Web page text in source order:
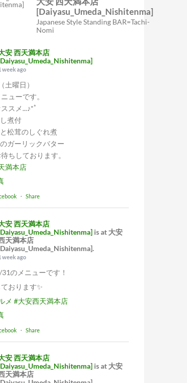
[Daiyasu_Umeda_Nishitenma]
Japanese Style Standing BAR=Tachi-
Nomi
安 西天満本店
week ago
土曜日）
ューです。
スメ...♪*ﾟ
煮付
松茸のしぐれ煮
ガーリックバター
ちしております。
満本店
· Share
安 西天満本店
is at 大安
天満本店
week ago
のメニューです！
おります✨
メ #大安西天満本店
· Share
安 西天満本店
is at 大安
天満本店